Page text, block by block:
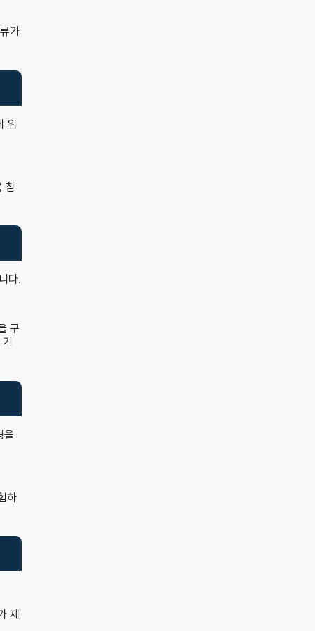
가
위
참
다.
구
을
하
제